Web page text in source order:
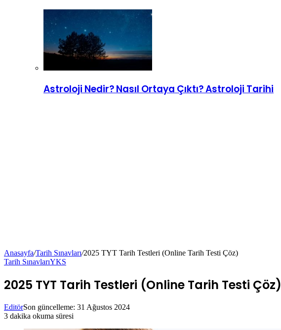
Astroloji Nedir? Nasıl Ortaya Çıktı? Astroloji Tarihi
Anasayfa/Tarih Sınavları/2025 TYT Tarih Testleri (Online Tarih Testi Çöz)
Tarih SınavlarıYKS
2025 TYT Tarih Testleri (Online Tarih Testi Çöz)
EditörSon güncelleme: 31 Ağustos 2024
3 dakika okuma süresi